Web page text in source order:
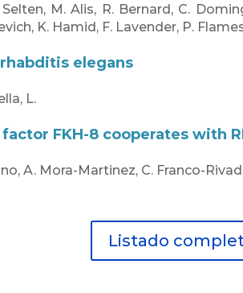
M. Alis, R. Bernard, C.
K. Hamid, F. Lavender, P.
elegans
L.
FKH-8 cooperates with
A. Mora-Martinez, C. Franco-
Listado